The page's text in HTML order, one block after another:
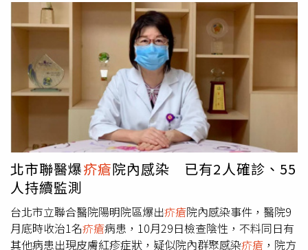
振興醫院皮膚科主任級醫師藍淑馨指出，疥瘡
好發在溫度
低、濕度增加的時節，猶如皮膚感冒一般，也十分容易出現
群聚感染，所幸患者只要按時服藥與用藥物擦拭患部便可痊
癒。據了解，
主要透過人與人的皮膚接觸傳染，亦可藉
由衣物或被單等傳染疥螨；感染後疥螨會入侵皮膚角質層並
寄生在人體皮膚表面，病人的手指間、腳趾縫、腋下、下
腹、屁股、陰部皆會長出搔癢無比的疹子，晚上蓋棉被則會
更癢。藍淑馨表示，治療疥瘡不難，但其蟲卵會藏匿在皮屑
中，若生活環境中有蟲卵，大約10到20天就能變為成蟲，
所以及時找出感染源就顯得相當重要。想要有效殺死疥蟲與
蟲卵，藍淑馨建議可先將患者衣物用攝氏60 度以上的熱水
燙過，再用烘乾機以高溫熱風烘過，杜絕蟲子生機；此外，
患者所蓋的棉被可裝進黑色塑膠袋中綁緊，再拿到陽光下曝
曬，溫度約50至60度就可服殺死疥蟲與蟲卵。
北市聯醫爆疥瘡院內感染 已有2人確診、55
人持續監測
台北市立聯合醫院陽明院區爆出疥瘡院內感染事件，醫院9
月底時收治1名疥瘡病患，10月29日檢查陰性，不料同日有
其他病患出現皮膚紅疹症狀，疑似院內群聚感染疥瘡 ，院方